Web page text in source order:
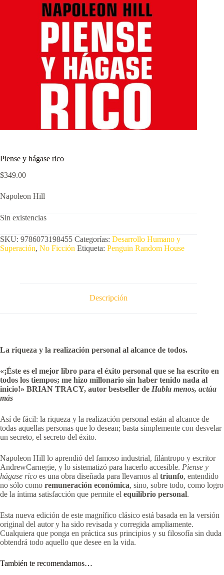
Piense y hágase rico
$349.00
Napoleon Hill
Sin existencias
SKU: 9786073198455 Categorías: Desarrollo Humano y
Superación, No Ficción Etiqueta: Penguin Random House
Descripción
La riqueza y la realización personal al alcance de todos.
«¡Éste es el mejor libro para el éxito personal que se ha escrito en
todos los tiempos; me hizo millonario sin haber tenido nada al
inicio!» BRIAN TRACY, autor bestseller de Habla menos, actúa
más
Así de fácil: la riqueza y la realización personal están al alcance de
todas aquellas personas que lo desean; basta simplemente con desvelar
un secreto, el secreto del éxito.
Napoleon Hill lo aprendió del famoso industrial, filántropo y escritor
AndrewCarnegie, y lo sistematizó para hacerlo accesible. Piense y
hágase rico es una obra diseñada para llevarnos al triunfo, entendido
no sólo como remuneración económica, sino, sobre todo, como logro
de la íntima satisfacción que permite el equilibrio personal.
Esta nueva edición de este magnífico clásico está basada en la versión
original del autor y ha sido revisada y corregida ampliamente.
Cualquiera que ponga en práctica sus principios y su filosofía sin duda
obtendrá todo aquello que desee en la vida.
También te recomendamos…